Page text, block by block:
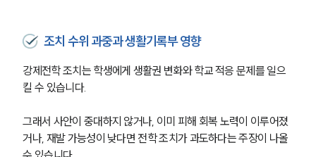
업무분야
조치 수위 과중과 생활기록부 영향
강제전학 조치는 학생에게 생활권 변화와 학교 적응 문제를 일으
킬 수 있습니다.
그래서 사안이 중대하지 않거나, 이미 피해 회복 노력이 이루어졌
거나, 재발 가능성이 낮다면 전학 조치가 과도하다는 주장이 나올